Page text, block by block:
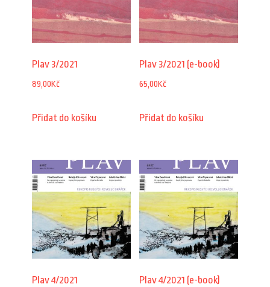
Plav 3/2021
89,00Kč
Přidat do košíku
Plav 3/2021 (e-book)
65,00Kč
Přidat do košíku
Plav 4/2021 Plav 4/2021 (e-book)